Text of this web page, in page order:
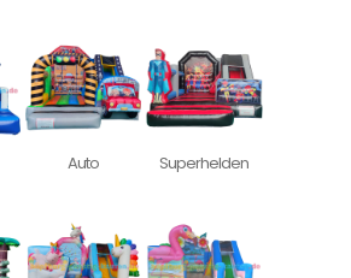
Auto Superhelden